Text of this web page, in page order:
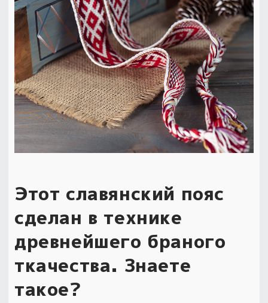
Этот славянский пояс
сделан в технике
древнейшего браного
ткачества. Знаете
такое?